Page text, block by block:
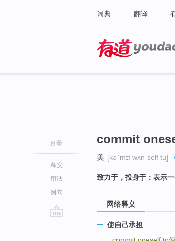
词典 翻译
目录
释义
用法
例句
commit
美 [kəˈmɪt wʌnˈself tu]
致力于，投身于：表示
网络释义
使自己承担